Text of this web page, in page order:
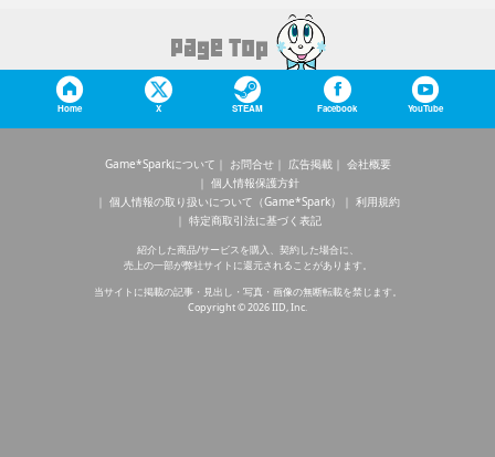
Home X STEAM Facebook YouTube
Game*Sparkについて お問合せ 広告掲載
会社概要
個人情報保護方針
個人情報の取り扱いについて（Game*Spark）
利用規約
特定商取引法に基づく表記
紹介した商品/サービスを購入、契約した場合に、
売上の一部が弊社サイトに還元されることがあります。
当サイトに掲載の記事・見出し・写真・画像の無断転載を禁じます。
Copyright © 2026 IID, Inc.